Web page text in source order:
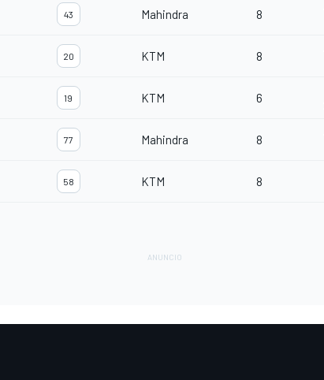
43 Mahindra 8
20 KTM 8
19 KTM 6
77 Mahindra 8
58 KTM 8